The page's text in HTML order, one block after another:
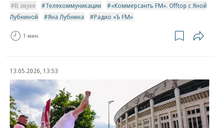
В звуке Телекоммуникации
«Коммерсантъ FM». Offtop с Яной
Лубниной
Яна Лубнина Радио «Ъ FM»
1 мин.
13.05.2026, 13:53